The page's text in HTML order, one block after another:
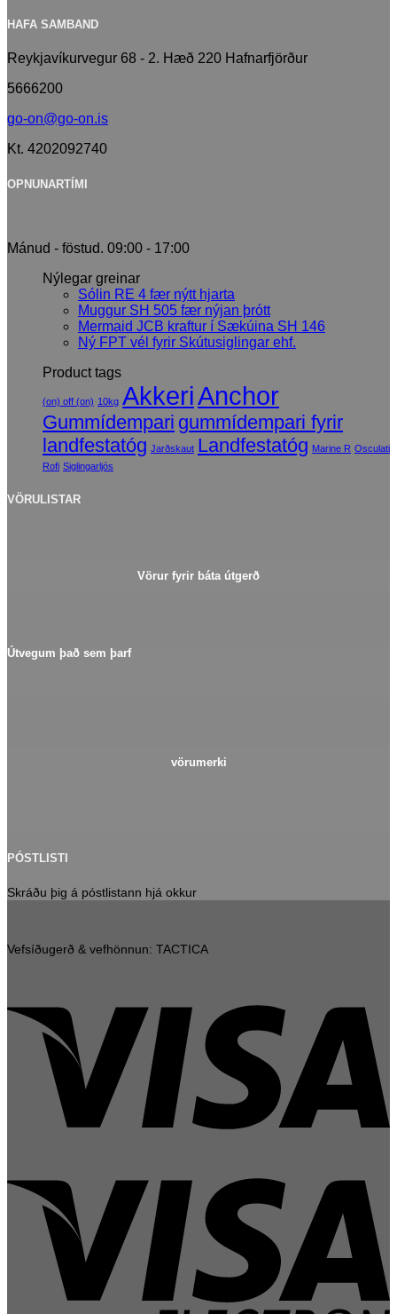
HAFA SAMBAND
Reykjavíkurvegur 68 - 2. Hæð 220 Hafnarfjörður
5666200
go-on@go-on.is
Kt. 4202092740
OPNUNARTÍMI
Mánud - föstud. 09:00 - 17:00
Nýlegar greinar
Sólin RE 4 fær nýtt hjarta
Muggur SH 505 fær nýjan þrótt
Mermaid JCB kraftur í Sækúina SH 146
Ný FPT vél fyrir Skútusiglingar ehf.
Product tags
(on) off (on) 10kg AkkeriAnchor
Gummídempari gummídempari fyrir
landfestatóg Jarðskaut Landfestatóg Marine R Osculati
Rofi Siglingarljós
VÖRULISTAR
Vörur fyrir báta útgerð
Útvegum það sem þarf
vörumerki
PÓSTLISTI
Skráðu þig á póstlistann hjá okkur
Vefsíðugerð & vefhönnun: TACTICA